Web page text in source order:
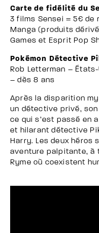
Carte de fidélité du
3 films Sensei = 5€ de
Manga (produits
Games et Esprit Pop
Pokémon Détective
Rob Letterman –
– dès 8 ans
Après la disparition
un détective privé,
ce qui s’est passé en
et hilarant détective
Harry. Les deux héros
aventure palpitante, à
Ryme où coexistent